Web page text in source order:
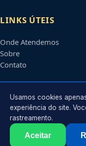
LINKS ÚTEIS
Onde Atendemos
Sobre
Contato
CONTATO
Atendimento em
2026
Usamos cookies
experiência do site.
rastreamento.
Aceitar